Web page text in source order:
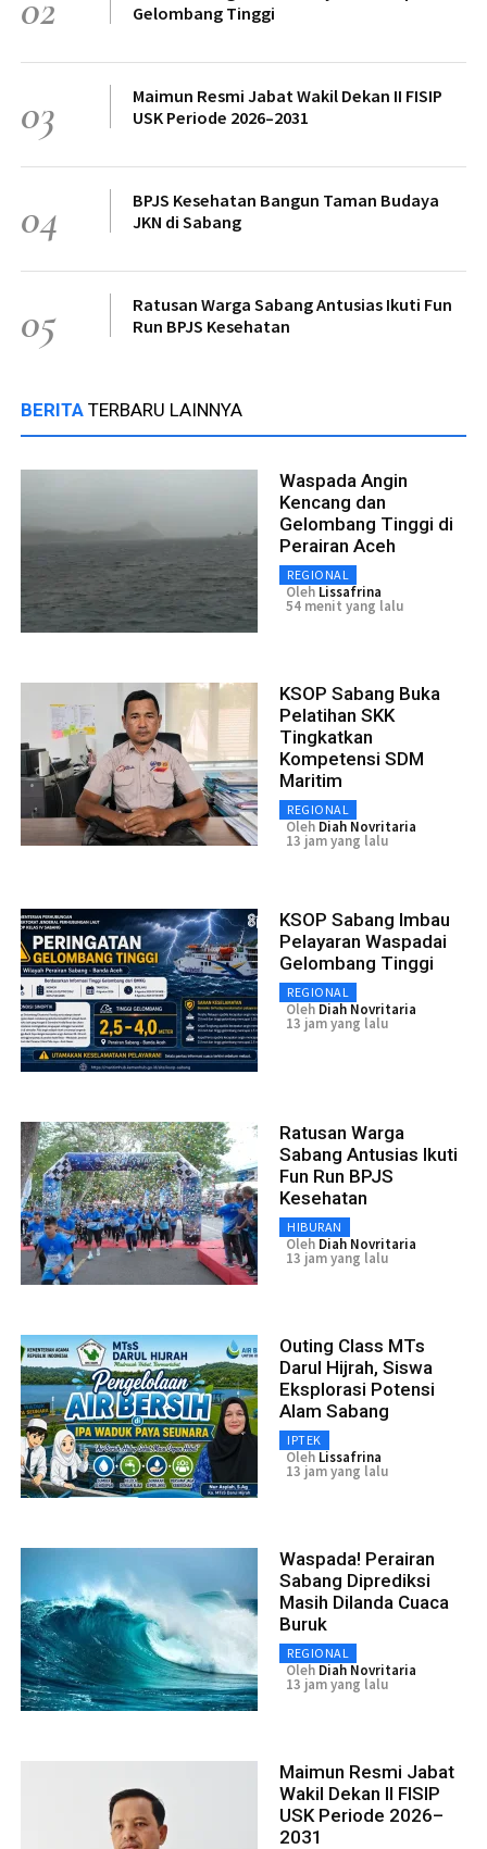
Gelombang Tinggi
03
Maimun Resmi Jabat Wakil Dekan II FISIP
USK Periode 2026–2031
04
BPJS Kesehatan Bangun Taman Budaya
JKN di Sabang
05
Ratusan Warga Sabang Antusias Ikuti Fun
Run BPJS Kesehatan
BERITA TERBARU LAINNYA
Waspada Angin
Kencang dan
Gelombang Tinggi di
Perairan Aceh
REGIONAL
Oleh Lissafrina
54 menit yang lalu
KSOP Sabang Buka
Pelatihan SKK
Tingkatkan
Kompetensi SDM
Maritim
REGIONAL
Oleh Diah Novritaria
13 jam yang lalu
KSOP Sabang Imbau
Pelayaran Waspadai
Gelombang Tinggi
REGIONAL
Oleh Diah Novritaria
13 jam yang lalu
Ratusan Warga
Sabang Antusias Ikuti
Fun Run BPJS
Kesehatan
HIBURAN
Oleh Diah Novritaria
13 jam yang lalu
Outing Class MTs
Darul Hijrah, Siswa
Eksplorasi Potensi
Alam Sabang
IPTEK
Oleh Lissafrina
13 jam yang lalu
Waspada! Perairan
Sabang Diprediksi
Masih Dilanda Cuaca
Buruk
REGIONAL
Oleh Diah Novritaria
13 jam yang lalu
Maimun Resmi Jabat
Wakil Dekan II FISIP
USK Periode 2026–
2031